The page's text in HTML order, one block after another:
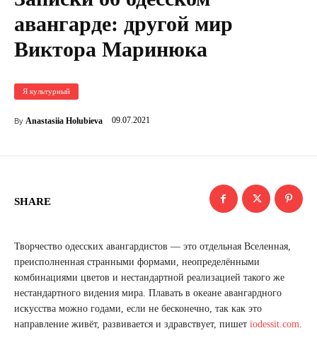
авангарде: другой мир
Виктора Маринюка
Я культурный
By Anastasiia Holubieva 09.07.2021
SHARE
Творчество одесских авангардистов — это отдельная Вселенная,
преисполненная странными формами, неопределёнными
комбинациями цветов и нестандартной реализацией такого же
нестандартного видения мира. Плавать в океане авангардного
искусства можно годами, если не бесконечно, так как это
направление живёт, развивается и здравствует, пишет iodessit.com.